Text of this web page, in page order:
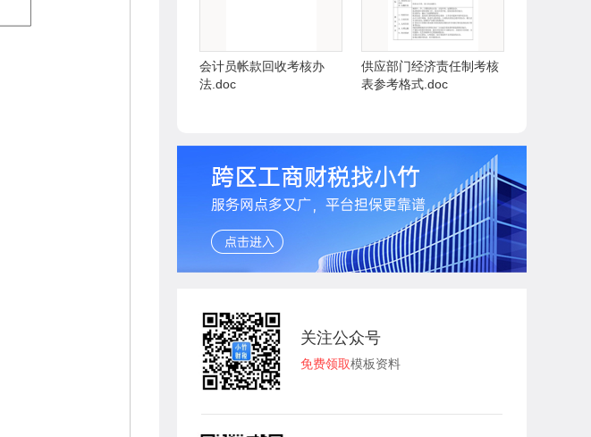
会计员帐款回收考核办
法.doc
供应部门经济责任制考核
表参考格式.doc
关注公众号
免费领取模板资料